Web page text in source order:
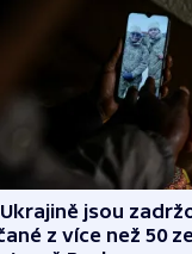
Ukrajině jsou
z více než 50